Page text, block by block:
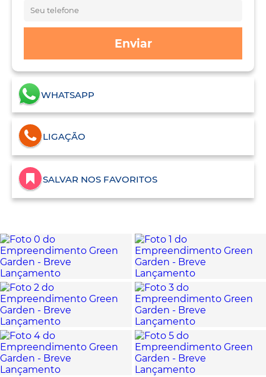
Enviar
WHATSAPP
LIGAÇÃO
SALVAR NOS FAVORITOS